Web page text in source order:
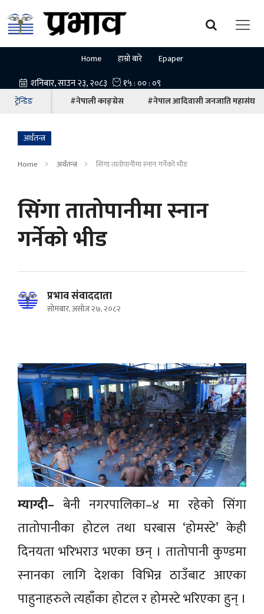
Home हाम्रो बारे Epaper
ट्रेन्डिङ #नेपाली काङ्ग्रेस #नेपाल आदिवासी जनजाति महासंघ
अर्थतन्त्र
Home अर्थतन्त्र सिंगा तातोपानीमा स्नान गर्नेको भीड
सिंगा तातोपानीमा स्नान
गर्नेको भीड
प्रभाव संवाददाता
सोमबार, असोज २७, २०८२
म्याग्दी– बेनी नगरपालिका–४ मा रहेको सिंगा
तातोपानीका होटल तथा घरबास ‘होमस्टे’ केही
दिनयता भरिभराउ भएका छन् । तातोपानी कुण्डमा
स्नानका लागि देशका विभिन्न ठाउँबाट आएका
पाहुनाहरुले त्यहाँका होटल र होमस्टे भरिएका हुन् ।